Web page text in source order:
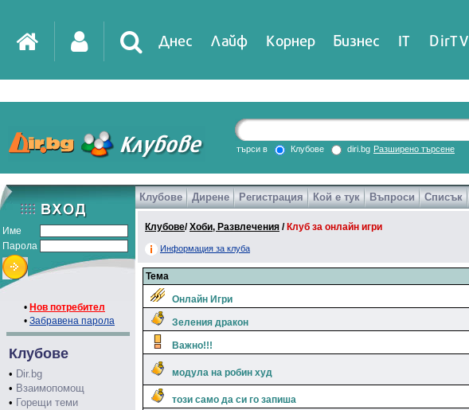
Днес Лайф Корнер Бизнес IT DirTV
търси в Клубове diri.bg Разширено търсене
Име
Парола
• Нов потребител
• Забравена парола
Клубове
• Dir.bg
• Взаимопомощ
• Горещи теми
Клубове Дирене Регистрация Кой е тук Въпроси Списък
Клубове/Хоби, Развлечения / Клуб за онлайн игри
Информация за клуба
Тема
Онлайн Игри
Зеления дракон
Важно!!!
модула на робин худ
този само да си го запиша